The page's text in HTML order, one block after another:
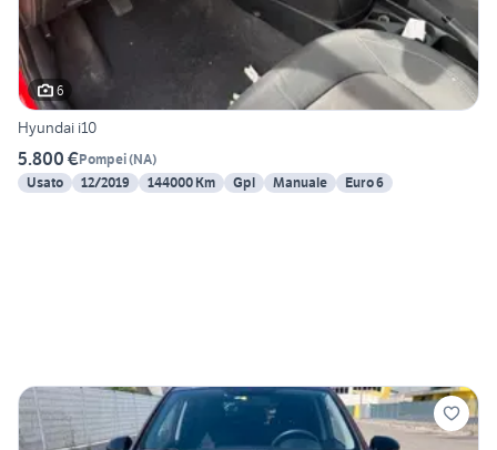
6
Hyundai i10
5.800 €Pompei(NA)
Usato
12/2019 144000 Km Gpl Manuale Euro 6